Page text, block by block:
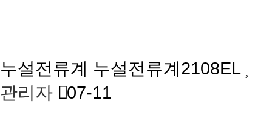
누설전류계 누설전류계2108EL
관리자 07-11